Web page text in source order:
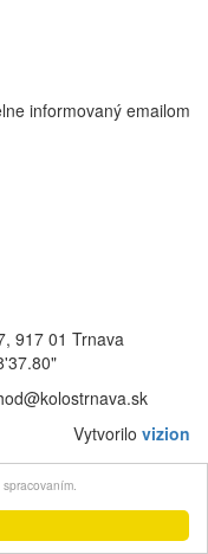
informovaný emailom
917 01 Trnava
Vytvorilo vizion